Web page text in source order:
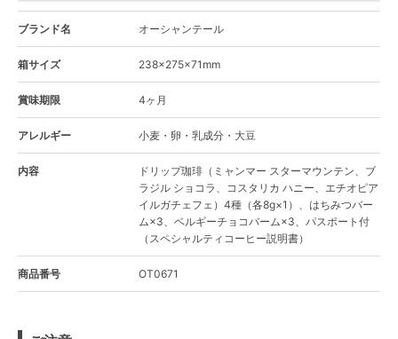
ブランド名 オーシャンテール
箱サイズ 238×275×71mm
賞味期限 4ヶ月
アレルギー 小麦・卵・乳成分・大豆
内容
ドリップ珈琲（ミャンマー スターマウンテン、ブ
ラジル ショコラ、コスタリカ ハニー、エチオピア
イルガチェフェ）4種（各8g×1）、はちみつバー
ム×3、ベルギーチョコバーム×3、パスポート付
（スペシャルティコーヒー説明書）
商品番号 OT0671